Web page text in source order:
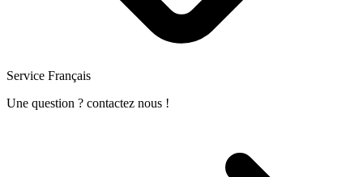
Service Français
Une question ? contactez nous !